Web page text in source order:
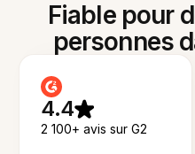
Fiable pour
personnes
4.4
2 100+ avis sur G2